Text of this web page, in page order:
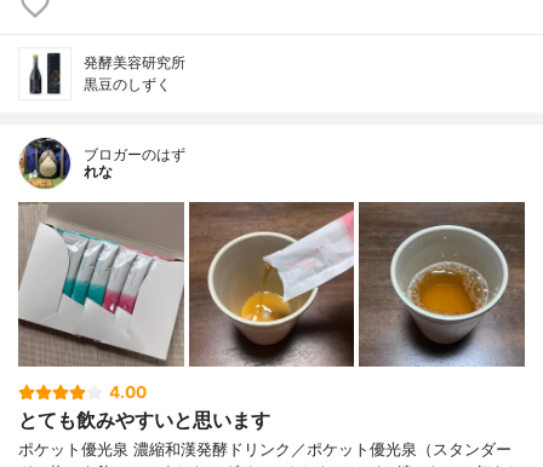
発酵美容研究所
黒豆のしずく
ブロガーのはず
れな
4.00
とても飲みやすいと思います
ポケット優光泉 濃縮和漢発酵ドリンク／ポケット優光泉（スタンダー